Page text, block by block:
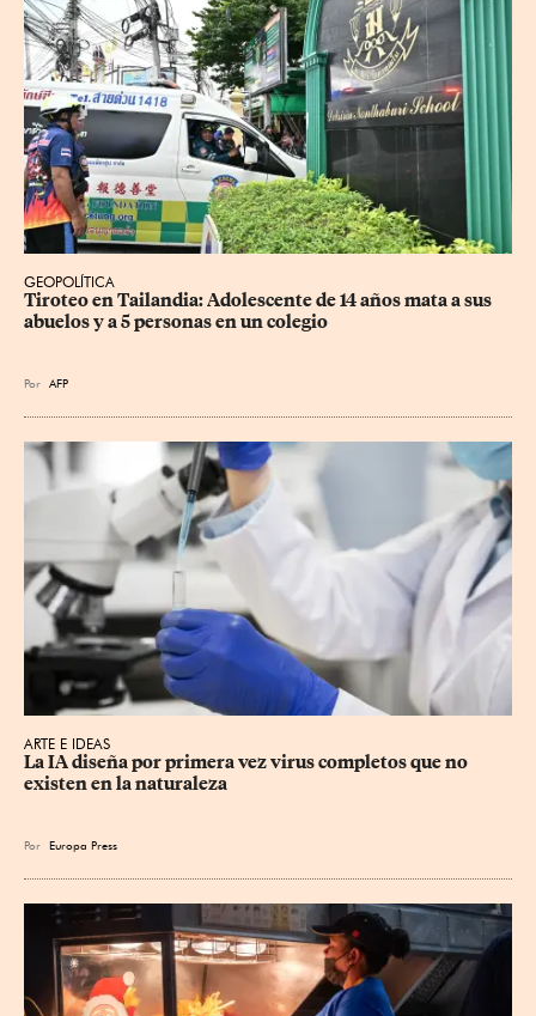
GEOPOLÍTICA
Tiroteo en Tailandia: Adolescente de 14 años mata a sus
abuelos y a 5 personas en un colegio
Por AFP
ARTE E IDEAS
La IA diseña por primera vez virus completos que no
existen en la naturaleza
Por Europa Press